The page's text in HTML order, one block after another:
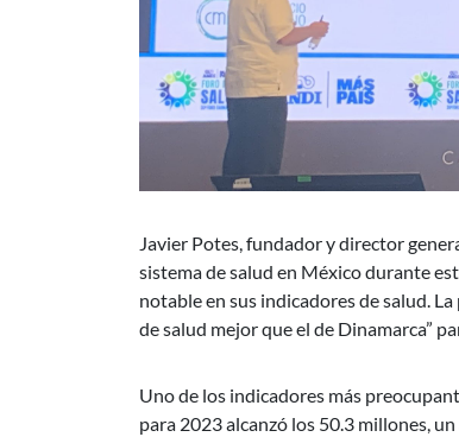
Javier Potes, fundador y director
sistema de salud en México durante
notable en sus indicadores de salud.
de salud mejor que el de Dinamarca”
Uno de los indicadores más
para 2023 alcanzó los 50.3 millones,